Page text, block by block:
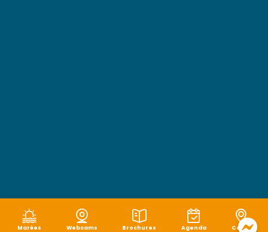
Marées Webcams Brochures Agenda Carte